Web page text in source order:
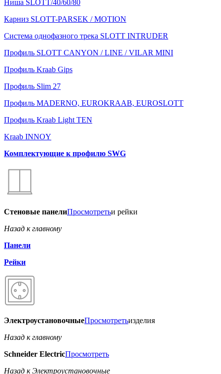
Ниша SLOTT/40/60/80
Карниз SLOTT-PARSEK / MOTION
Система однофазного трека SLOTT INTRUDER
Профиль SLOTT CANYON / LINE / VILAR MINI
Профиль Kraab Gips
Профиль Slim 27
Профиль MADERNO, EUROKRAAB, EUROSLOTT
Профиль Kraab Light TEN
Kraab INNOY
Комплектующие к профилю SWG
Стеновые панелиПросмотретьи рейки
Назад к главному
Панели
Рейки
ЭлектроустановочныеПросмотретьизделия
Назад к главному
Schneider ElectricПросмотреть
Назад к Электроустановочные